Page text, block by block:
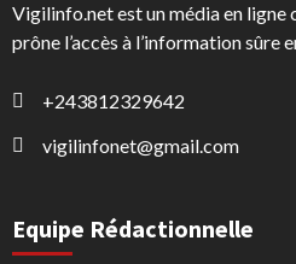
Vigilinfo.net est un média en ligne
prône l’accès à l’information sûre
+243812329642
vigilinfonet@gmail.com
Equipe Rédactionnelle